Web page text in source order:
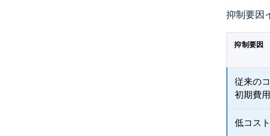
抑制要因
抑制要因
従来の
初期費用
低コス